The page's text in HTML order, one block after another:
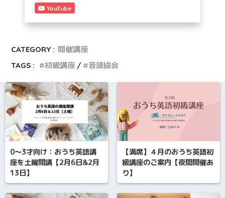
YouTube
CATEGORY : 開催講座
TAGS :
初級講座 音読協会
0～3才向け：おうち英語講
座を土曜開講【2月6日&2月
13日】
【満席】４月のおうち英語初
級講座のご案内【夜間開催あ
り】